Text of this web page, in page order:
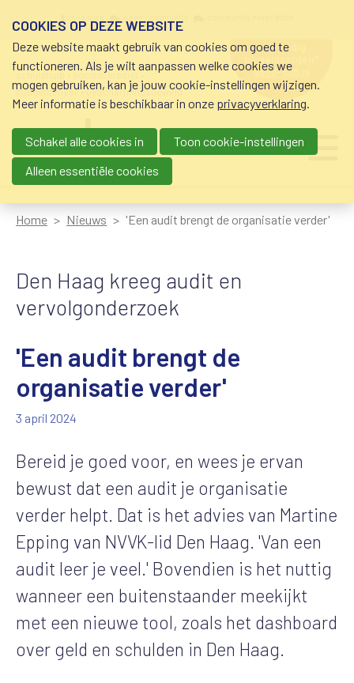
schuldhulp • sociaal krediet •
budgetbeheer • beschermingsbewind
hulp nodig
bij geldzorgen?
0800-8115.nl
Main navigation
Home Nieuws 'Een audit brengt de organisatie verder'
Den Haag kreeg audit en
vervolgonderzoek
'Een audit brengt de
organisatie verder'
3 april 2024
Bereid je goed voor, en wees je ervan
bewust dat een audit je organisatie
verder helpt. Dat is het advies van Martine
Epping van NVVK-lid Den Haag. 'Van een
audit leer je veel.' Bovendien is het nuttig
wanneer een buitenstaander meekijkt
met een nieuwe tool, zoals het dashboard
over geld en schulden in Den Haag.
COOKIES OP DEZE WEBSITE
Deze website maakt gebruik van cookies om goed te
functioneren. Als je wilt aanpassen welke cookies we
mogen gebruiken, kan je jouw cookie-instellingen wijzigen.
Meer informatie is beschikbaar in onze privacyverklaring.
Schakel alle cookies in
Toon cookie-instellingen
Alleen essentiële cookies